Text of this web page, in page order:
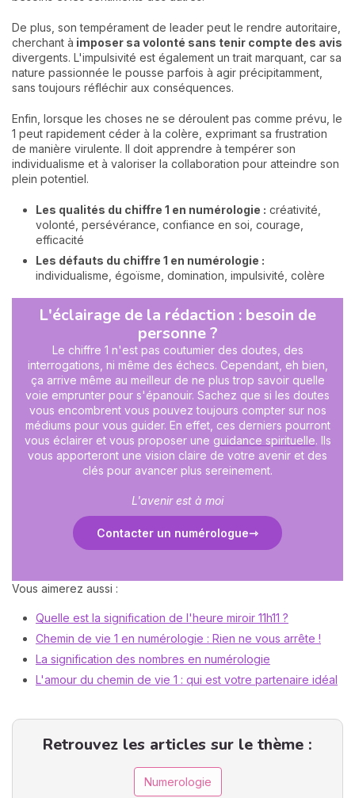
De plus, son tempérament de leader peut le rendre autoritaire,
cherchant à imposer sa volonté sans tenir compte des avis
divergents. L'impulsivité est également un trait marquant, car sa
nature passionnée le pousse parfois à agir précipitamment,
sans toujours réfléchir aux conséquences.
Enfin, lorsque les choses ne se déroulent pas comme prévu, le
1 peut rapidement céder à la colère, exprimant sa frustration
de manière virulente. Il doit apprendre à tempérer son
individualisme et à valoriser la collaboration pour atteindre son
plein potentiel.
Les qualités du chiffre 1 en numérologie : créativité,
volonté, persévérance, confiance en soi, courage,
efficacité
Les défauts du chiffre 1 en numérologie :
individualisme, égoïsme, domination, impulsivité, colère
L'éclairage de la rédaction : besoin de
personne ?
Le chiffre 1 n'est pas coutumier des doutes, des
interrogations, ni même des échecs. Cependant, eh bien,
ça arrive même au meilleur de ne plus trop savoir quelle
voie emprunter pour s'épanouir. Sachez que si les doutes
vous encombrent vous pouvez toujours compter sur nos
médiums pour vous guider. En effet, ces derniers pourront
vous éclairer et vous proposer une guidance spirituelle. Ils
vous apporteront une vision claire de votre avenir et des
clés pour avancer plus sereinement.
L'avenir est à moi
Contacter un numérologue
Vous aimerez aussi :
Quelle est la signification de l'heure miroir 11h11 ?
Chemin de vie 1 en numérologie : Rien ne vous arrête !
La signification des nombres en numérologie
L'amour du chemin de vie 1 : qui est votre partenaire idéal
Retrouvez les articles sur le thème :
Numerologie